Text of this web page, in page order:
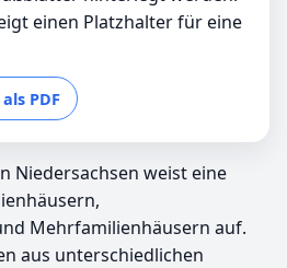
einen Platzhalter für eine
PDF
Niedersachsen weist eine
Mehrfamilienhäusern auf.
aus unterschiedlichen